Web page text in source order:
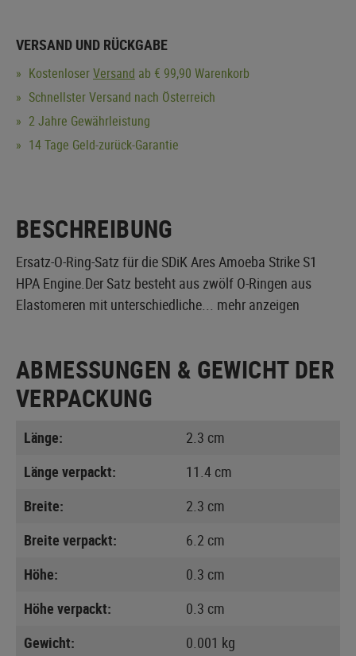
VERSAND UND RÜCKGABE
KostenloserVersand ab € 99,90 Warenkorb
Schnellster Versand nach Österreich
2 Jahre Gewährleistung
14 Tage Geld-zurück-Garantie
BESCHREIBUNG
Ersatz-O-Ring-Satz für die SDiK Ares Amoeba Strike S1
HPA Engine.Der Satz besteht aus zwölf O-Ringen aus
Elastomeren mit unterschiedliche... mehr anzeigen
ABMESSUNGEN & GEWICHT DER
VERPACKUNG
Länge:
2.3 cm
Länge verpackt:
11.4 cm
Breite:
2.3 cm
Breite verpackt:
6.2 cm
Höhe:
0.3 cm
Höhe verpackt:
0.3 cm
Gewicht:
0.001 kg